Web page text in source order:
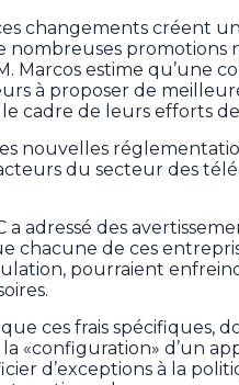
changements créent
nombreuses promotions
Marcos estime qu’une
à proposer de
cadre de leurs efforts
nouvelles
du secteur des
adressé des
chacune de ces
pourraient
ces frais spécifiques,
«configuration» d’un
d’exceptions à la